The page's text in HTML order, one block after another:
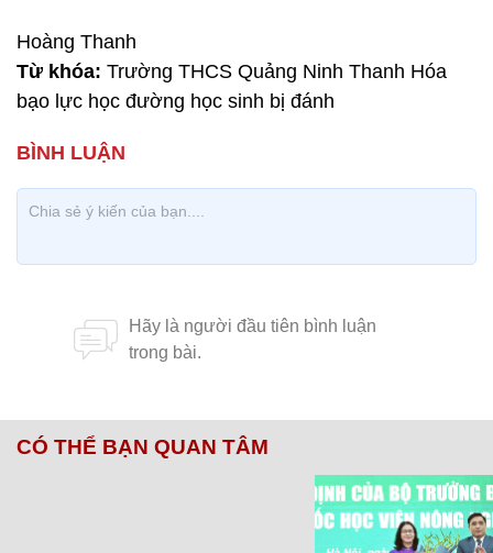
Hoàng Thanh
Từ khóa: Trường THCS Quảng Ninh Thanh Hóa
bạo lực học đường học sinh bị đánh
CÓ THỂ BẠN QUAN TÂM